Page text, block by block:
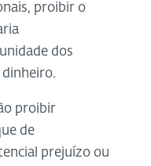
proibir o
dos
proibir
de
prejuízo ou